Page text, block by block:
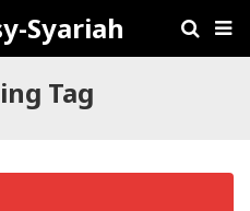
Syariah
Tag